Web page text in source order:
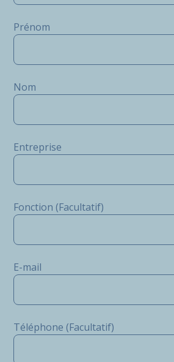
Prénom
Nom
Entreprise
Fonction (Facultatif)
E-mail
Téléphone (Facultatif)